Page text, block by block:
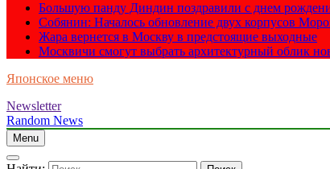
Большую панду Диндин поздравили с днем
Собянин: Началось обновление двух корпусов
Жара вернется в Москву в предстоящие выходные
Москвичи смогут выбрать архитектурный облик
Японское меню
Newsletter
Random News
Menu